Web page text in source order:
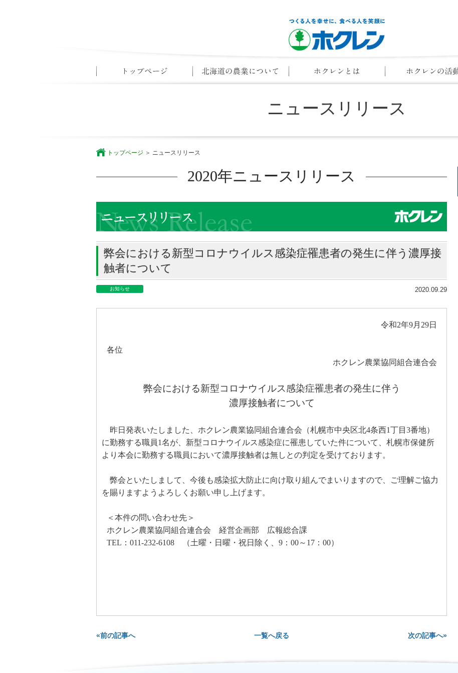
ニュースリリース
トップページ ニュースリリース
2020年ニュースリリース
弊会における新型コロナウイルス感染症罹患者の発生に伴う濃厚接
触者について
お知らせ 2020.09.29
令和2年9月 29日
各位
ホクレン農業協同組合連合会
弊会における新型コロナウイルス感染症罹患者の発生に伴う
濃厚接触者について
昨日発表いたしました、ホクレン農業協同組合連合会（札幌市中央区北4条西1丁目3番地）
に勤務する職員1名が、新型コロナウイルス感染症に罹患していた件について、札幌市保健所
より本会に勤務する職員において濃厚接触者は無しとの判定を受けております。
弊会といたしまして、今後も感染拡大防止に向け取り組んでまいりますので、ご理解ご協力
を賜りますようよろしくお願い申し上げます。
＜本件の問い合わせ先＞
ホクレン農業協同組合連合会 経営企画部 広報総合課
TEL ： 011-232-6108（土曜・日曜・祝日除く、 9： 00～ 17： 00）
一覧へ戻る
«前の記事へ 次の記事へ»